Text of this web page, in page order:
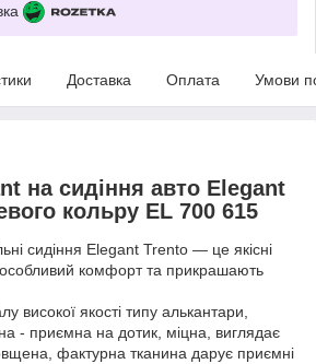
Доставка Оплата Умови
на сидіння авто Elegant
кольру EL 700 615
сидіння Elegant Trento — це якісні
особливий комфорт та прикрашають
високої якості типу алькантари,
- приємна на дотик, міцна, виглядає
фактурна тканина дарує приємні